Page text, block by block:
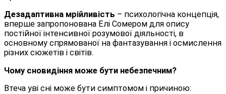
Дезадаптивна мрійливість – психологічна концепція,
вперше запропонована Елі Сомером для опису
постійної інтенсивної розумової діяльності, в
основному спрямованої на фантазування і осмислення
різних сюжетів і світів.
Чому сновидіння може бути небезпечним?
Втеча уві сні може бути симптомом і причиною: